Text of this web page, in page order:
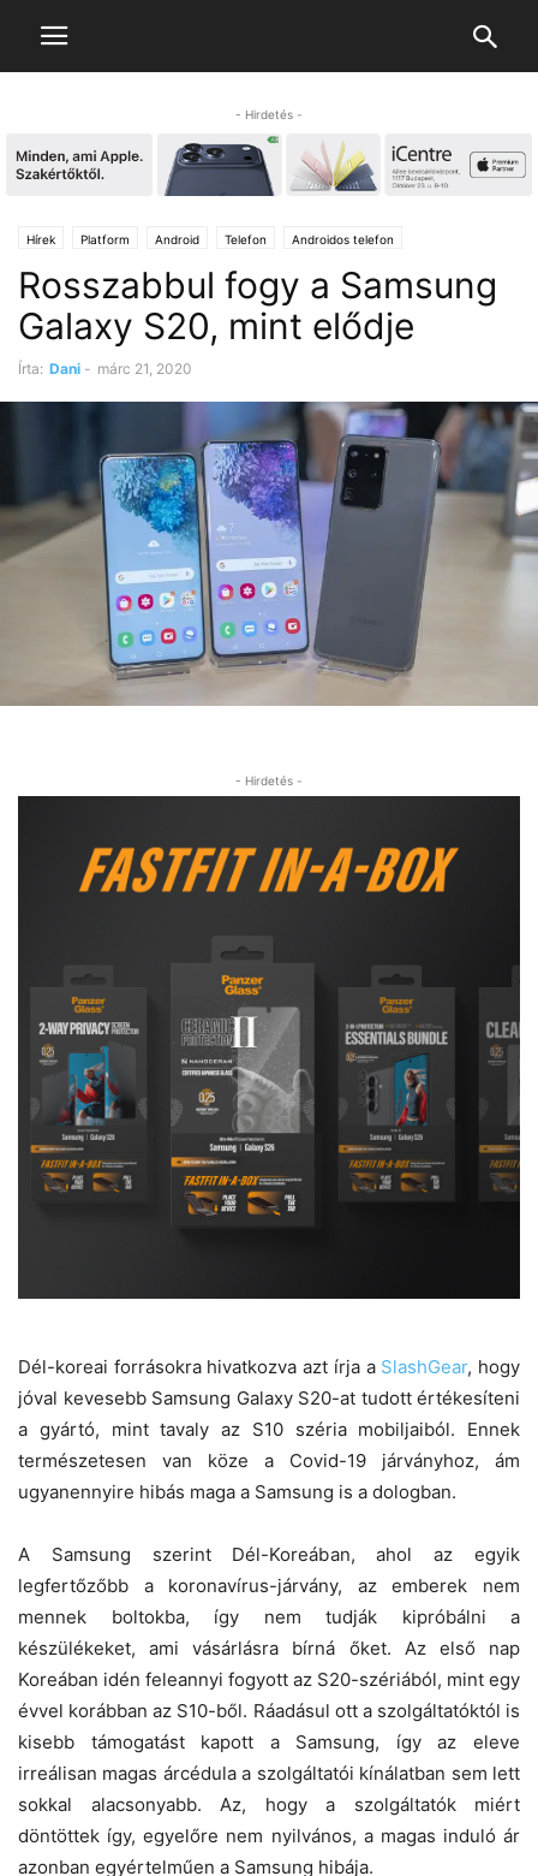
- Hirdetés -
Hírek Platform Android Telefon Androidos telefon
Rosszabbul fogy a Samsung
Galaxy S20, mint elődje
Írta: Dani - márc 21, 2020
- Hirdetés -
Dél-koreai forrásokra hivatkozva azt írja a SlashGear, hogy
jóval kevesebb Samsung Galaxy S20-at tudott értékesíteni
a gyártó, mint tavaly az S10 széria mobiljaiból. Ennek
természetesen van köze a Covid-19 járványhoz, ám
ugyanennyire hibás maga a Samsung is a dologban.
A Samsung szerint Dél-Koreában, ahol az egyik
legfertőzőbb a koronavírus-járvány, az emberek nem
mennek boltokba, így nem tudják kipróbálni a
készülékeket, ami vásárlásra bírná őket. Az első nap
Koreában idén feleannyi fogyott az S20-szériából, mint egy
évvel korábban az S10-ből. Ráadásul ott a szolgáltatóktól is
kisebb támogatást kapott a Samsung, így az eleve
irreálisan magas árcédula a szolgáltatói kínálatban sem lett
sokkal alacsonyabb. Az, hogy a szolgáltatók miért
döntöttek így, egyelőre nem nyilvános, a magas induló ár
azonban egyértelműen a Samsung hibája.